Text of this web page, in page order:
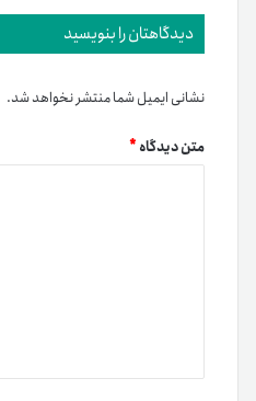
دیدگاهتان را بنویسید
نشانی ایمیل شما منتشر نخواهد شد.
متن دیدگاه*